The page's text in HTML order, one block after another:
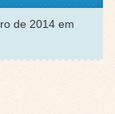
de 2014 em